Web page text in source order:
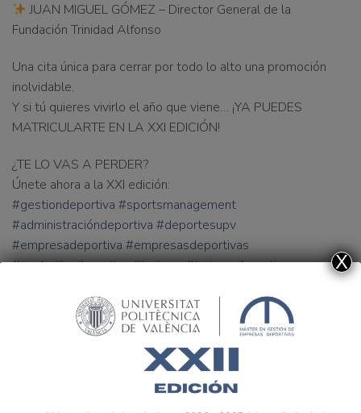
JUAN MIGUEL GÓMEZ – Director General de la
Fundación Trinidad Alfonso
Una cita única para cerrar por todo lo alto una promoción
inolvidable.
Y si tú quieres vivirlo el año que viene… ¡YA PUEDES
MATRICULARTE EN LA XXI EDICIÓN!
¿TE LO VAS A PERDER?
Únete ahora a la XXI edición:
#gestiondeportiva #sportsmanagement
#administracióndeportiva #deportesupv
#empresadeportiva #empresasdeportivas
#marketingdeportivo#turismo#turismodeportivo
GRADUACIÓN XX EDICIÓN
X